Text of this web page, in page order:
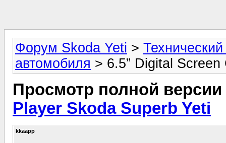
Форум Skoda Yeti >
автомобиля > 6.5” Digital
Просмотр полной
Player Skoda Superb Yeti
kkaapp